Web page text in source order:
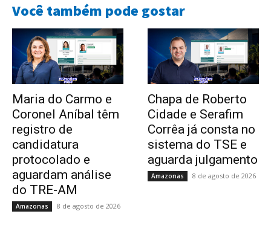
Você também pode gostar
Maria do Carmo e
Coronel Aníbal têm
registro de
candidatura
protocolado e
aguardam análise
do TRE-AM
Amazonas 8 de agosto de 2026
Chapa de Roberto
Cidade e Serafim
Corrêa já consta no
sistema do TSE e
aguarda julgamento
Amazonas 8 de agosto de 2026